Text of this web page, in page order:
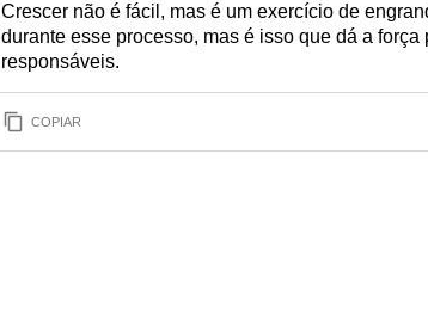
Crescer não é fácil, mas é um exercício de
durante esse processo, mas é isso que dá a
responsáveis.
COPIAR